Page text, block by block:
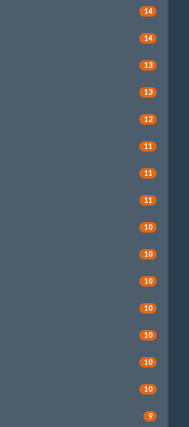
14
14
13
13
12
11
11
11
10
10
10
10
10
10
10
9